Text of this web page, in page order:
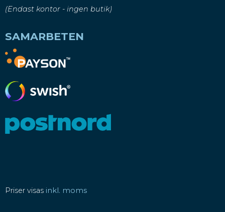
(Endast kontor - ingen butik)
SAMARBETEN
Priser visas inkl. moms